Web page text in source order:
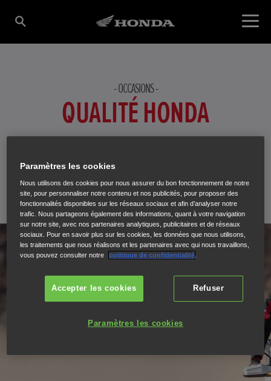
OCCASIONS
QUALITÉ HONDA
l’occasion.
Paramètres les cookies
Nous utilisons des cookies pour nous assurer du bon fonctionnement de notre
site, pour personnaliser notre contenu et nos publicités, pour proposer des
fonctionnalités disponibles sur les réseaux sociaux et afin d’analyser notre
trafic. Nous partageons également des informations, quant à votre navigation
sur notre site, avec nos partenaires analytiques, publicitaires et de réseaux
sociaux. Pour en savoir plus sur les cookies, les données que nous utilisons,
les traitements que nous réalisons et les partenaires avec qui nous travaillons,
vous pouvez consulter notre
politique de confidentialité
Refuser
Accepter les cookies
Paramètres les cookies